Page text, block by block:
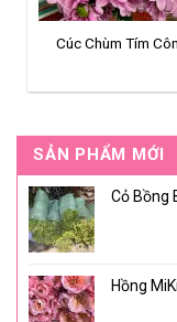
Cúc Chùm Tím
SẢN PHẨM MỚI
Cỏ Bồng
Hồng